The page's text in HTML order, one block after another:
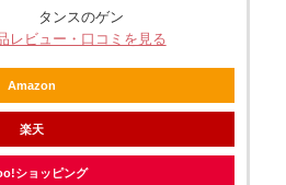
タンスのゲン
レビュー・口コミを見る
Amazon
楽天
ショッピング